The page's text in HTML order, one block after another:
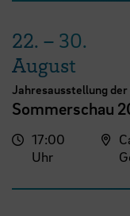
22. – 30.
August
Jahresausstellung
Sommerschau
17:00
Uhr